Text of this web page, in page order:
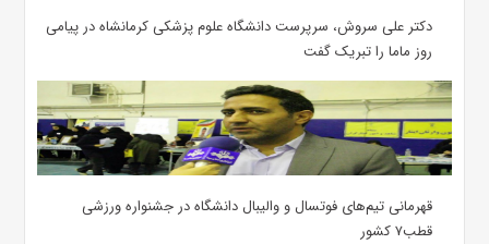
دکتر علی سروش، سرپرست دانشگاه علوم پزشکی کرمانشاه در پیامی
روز ماما را تبریک گفت
قهرمانی تیم‌های فوتسال و والیبال دانشگاه در جشنواره ورزشی
قطب۷ کشور